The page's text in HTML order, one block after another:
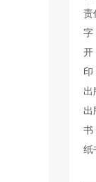
责
出
出
纸